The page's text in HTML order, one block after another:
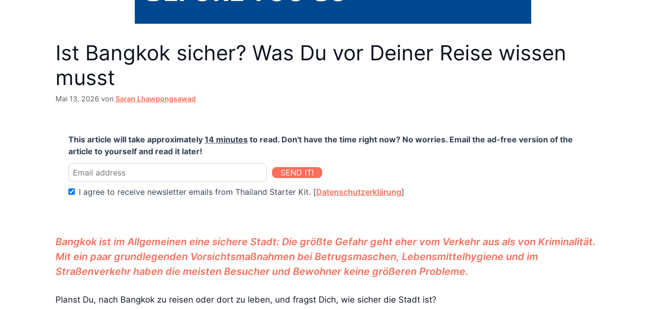
Ist Bangkok sicher? Was Du vor Deiner Reise wissen
musst
Mai 13, 2026 von Saran Lhawpongsawad
This article will take approximately 14 minutes to read. Don't have the time right now? No worries. Email the ad-free version of the
article to yourself and read it later!
SEND IT!
I agree to receive newsletter emails from Thailand Starter Kit. [Datenschutzerklärung]
Bangkok ist im Allgemeinen eine sichere Stadt: Die größte Gefahr geht eher vom Verkehr aus als von Kriminalität.
Mit ein paar grundlegenden Vorsichtsmaßnahmen bei Betrugsmaschen, Lebensmittelhygiene und im
Straßenverkehr haben die meisten Besucher und Bewohner keine größeren Probleme.
Planst Du, nach Bangkok zu reisen oder dort zu leben, und fragst Dich, wie sicher die Stadt ist?